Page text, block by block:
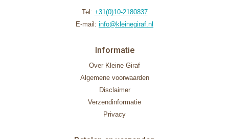
Tel: +31(0)10-2180837
E-mail: info@kleinegiraf.nl
Informatie
Over Kleine Giraf
Algemene voorwaarden
Disclaimer
Verzendinformatie
Privacy